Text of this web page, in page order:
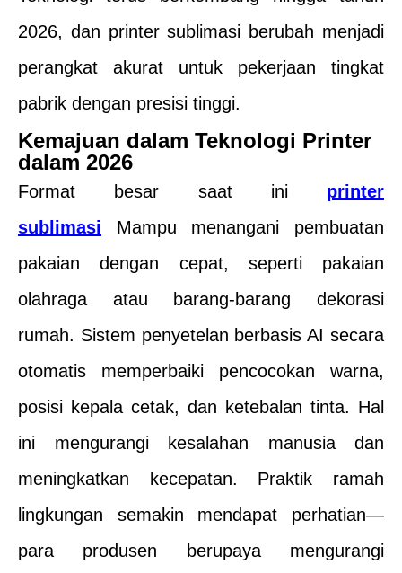
2026, dan printer sublimasi berubah menjadi
perangkat akurat untuk pekerjaan tingkat
pabrik dengan presisi tinggi.
Kemajuan dalam Teknologi Printer
dalam 2026
Format besar saat ini printer
sublimasi Mampu menangani pembuatan
pakaian dengan cepat, seperti pakaian
olahraga atau barang-barang dekorasi
rumah. Sistem penyetelan berbasis AI secara
otomatis memperbaiki pencocokan warna,
posisi kepala cetak, dan ketebalan tinta. Hal
ini mengurangi kesalahan manusia dan
meningkatkan kecepatan. Praktik ramah
lingkungan semakin mendapat perhatian—
para produsen berupaya mengurangi